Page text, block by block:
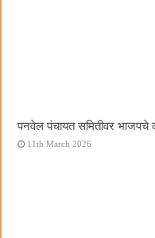
पनवेल पंचायत समितीवर
11th March 2026